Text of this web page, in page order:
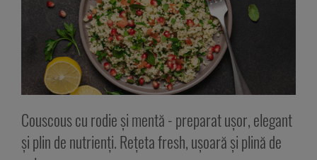
Couscous cu rodie și mentă - preparat ușor, elegant
și plin de nutrienți. Rețeta fresh, ușoară și plină de